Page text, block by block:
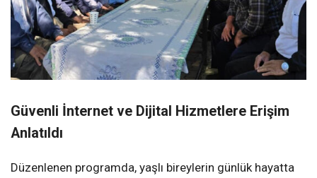
Güvenli İnternet ve Dijital Hizmetlere Erişim
Anlatıldı
Düzenlenen programda, yaşlı bireylerin günlük hayatta